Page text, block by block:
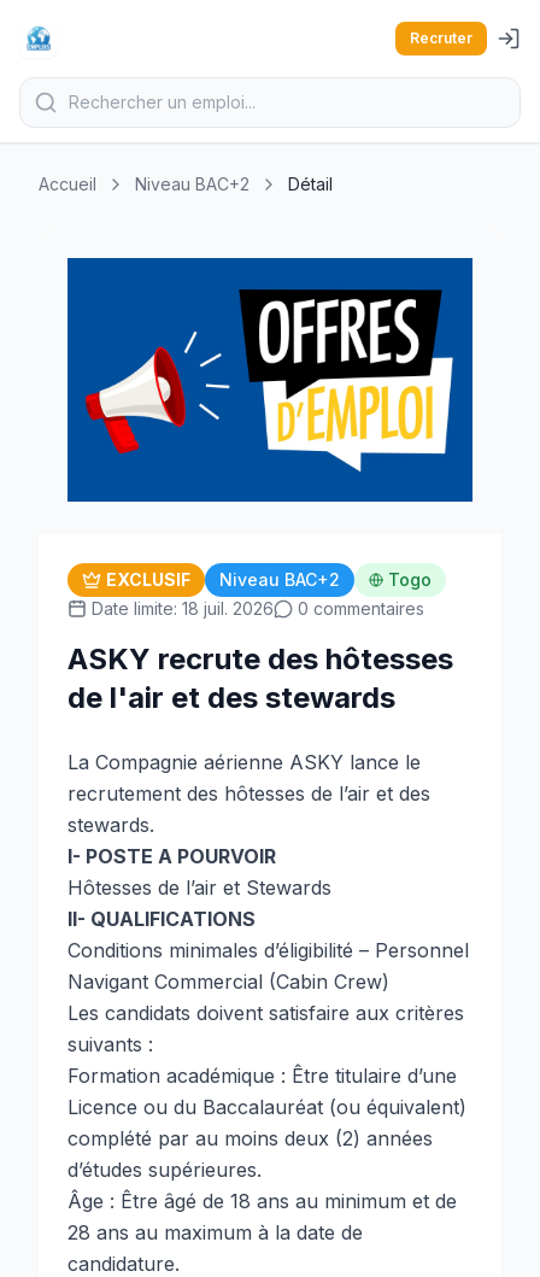
Recruter
Accueil Niveau BAC+2 Détail
EXCLUSIF Niveau BAC+2
Togo
Date limite: 18 juil. 2026
0 commentaires
ASKY recrute des hôtesses
de l'air et des stewards
La Compagnie aérienne ASKY lance le
recrutement des hôtesses de l’air et des
stewards.
I- POSTE A POURVOIR
Hôtesses de l’air et Stewards
II- QUALIFICATIONS
Conditions minimales d’éligibilité – Personnel
Navigant Commercial (Cabin Crew)
Les candidats doivent satisfaire aux critères
suivants :
Formation académique : Être titulaire d’une
Licence ou du Baccalauréat (ou équivalent)
complété par au moins deux (2) années
d’études supérieures.
Âge : Être âgé de 18 ans au minimum et de
28 ans au maximum à la date de
candidature.